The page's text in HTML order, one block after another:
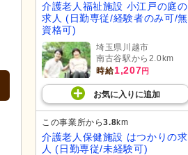
介護老人福祉施設 小江戸の庭の
求人 (日勤専従/経験者のみ可/無
資格可)
埼玉県川越市
南古谷駅から2.0km
時給1,207円
お気に入り に追加
この事業所から3.8km
介護老人保健施設 はつかりの求
人 (日勤専従/未経験可)